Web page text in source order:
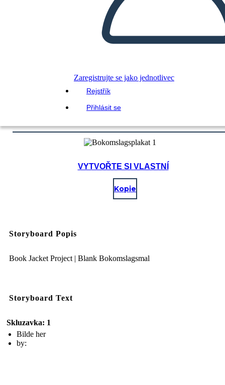
Zaregistrujte se jako jednotlivec
Rejstřík
Přihlásit se
VYTVOŘTE SI VLASTNÍ
Kopie
Storyboard Popis
Book Jacket Project | Blank Bokomslagsmal
Storyboard Text
Skluzavka: 1
Bilde her
by: